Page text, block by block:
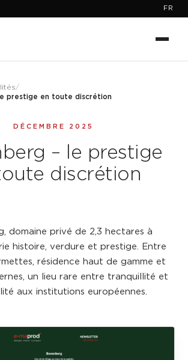
FR
/
prestige en toute discrétion
DÉCEMBRE 2025
– le prestige
discrétion
domaine privé de 2,3 hectares à
histoire, verdure et prestige. Entre
résidence haut de gamme et
un lieu rare entre tranquillité et
aux institutions européennes.